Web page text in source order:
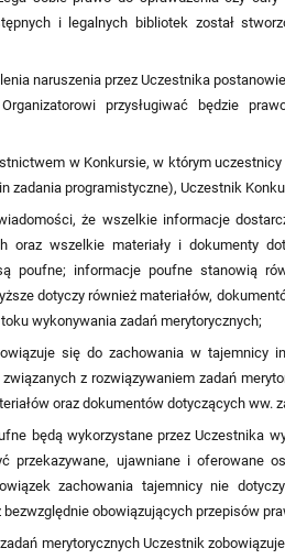
i legalnych bibliotek został
naruszenia przez Uczestnika
Organizatorowi przysługiwać będzie
w Konkursie, w którym
zadania programistyczne), Uczestnik
że wszelkie informacje
oraz wszelkie materiały i dokumenty
poufne; informacje poufne stanowią
dotyczy również materiałów,
wykonywania zadań merytorycznych;
się do zachowania w tajemnicy
z rozwiązywaniem zadań
oraz dokumentów dotyczących ww.
będą wykorzystane przez Uczestnika
przekazywane, ujawniane i oferowane
zachowania tajemnicy nie
obowiązujących przepisów
merytorycznych Uczestnik